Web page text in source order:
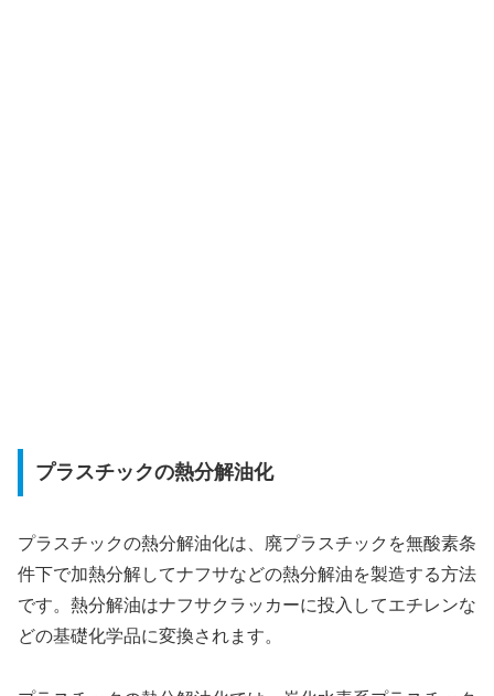
プラスチックの熱分解油化
プラスチックの熱分解油化は、廃プラスチックを無酸素条
件下で加熱分解してナフサなどの熱分解油を製造する方法
です。熱分解油はナフサクラッカーに投入してエチレンな
どの基礎化学品に変換されます。